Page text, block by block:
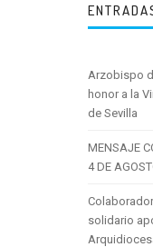
Arzobispo
honor a la
de Sevilla
MENSAJE
4 DE
solidario